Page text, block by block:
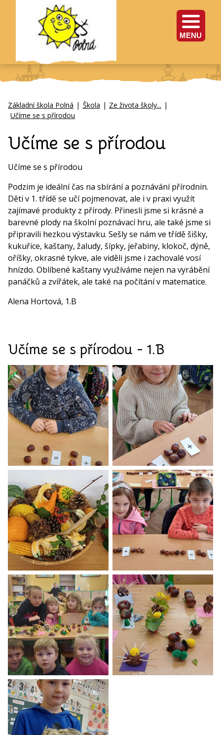
MENU
Základní škola Polná | Škola | Ze života školy... |
Učíme se s přírodou
Učíme se s přírodou
Učíme se s přírodou
Podzim je ideální čas na sbírání a poznávání přírodnin.
Děti v 1. třídě se učí pojmenovat, ale i v praxi využít
zajímavé produkty z přírody. Přinesli jsme si krásné a
barevné plody na školní poznávací hru, ale také jsme si
připravili hezkou výstavku. Sešly se nám ve třídě šišky,
kukuřice, kaštany, žaludy, šípky, jeřabiny, klokoč, dýně,
oříšky, okrasné tykve, ale viděli jsme i zachovalé vosí
hnízdo. Oblíbené kaštany využíváme nejen na vyrábění
panáčků a zvířátek, ale také na počítání v matematice.
Alena Hortová, 1.B
Učíme se s přírodou - 1.B